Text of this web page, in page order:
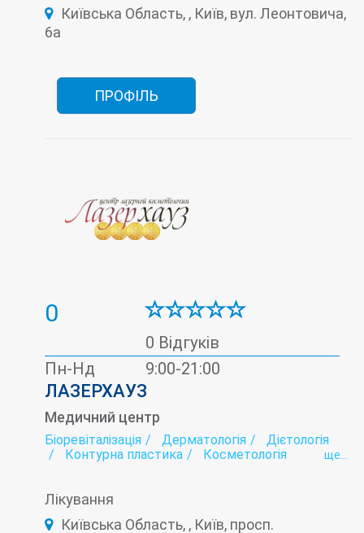
Київська Область, , Київ, вул. Леонтовича,
6а
ПРОФІЛЬ
0
0 Відгуків
Пн-Нд
9:00-21:00
ЛАЗЕРХАУЗ
Медичний центр
Біоревіталізація Дерматологія
Дієтологія
Контурна пластика
Косметологія
Тредліфтінг
ще...
Лікування
Київська Область, , Київ, просп.